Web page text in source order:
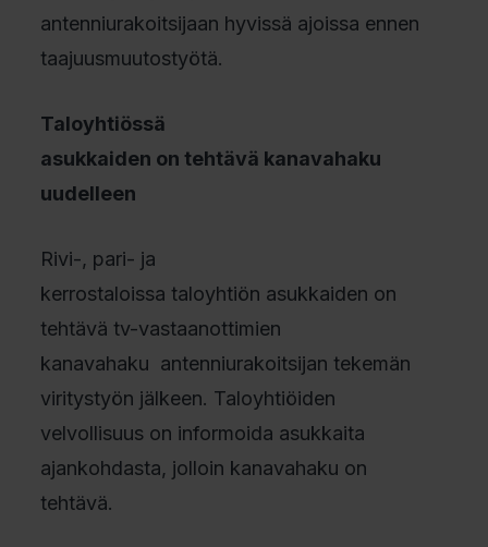
antenniurakoitsijaan hyvissä ajoissa ennen
taajuusmuutostyötä.
Taloyhtiössä
asukkaiden on tehtävä kanavahaku
uudelleen
Rivi-, pari- ja
kerrostaloissa taloyhtiön asukkaiden on
tehtävä tv-vastaanottimien
kanavahaku antenniurakoitsijan tekemän
viritystyön jälkeen. Taloyhtiöiden
velvollisuus on informoida asukkaita
ajankohdasta, jolloin kanavahaku on
tehtävä.